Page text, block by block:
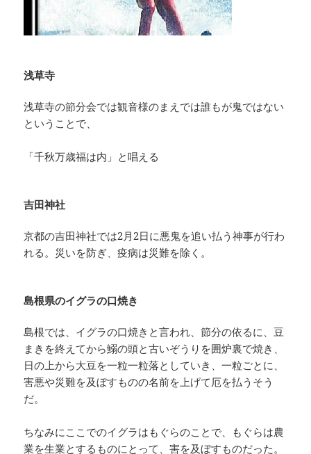
浅草寺
浅草寺の節分会では観音様のまえでは誰もが鬼ではない
ということで、
「千秋万歳福は内」と唱える
吉田神社
京都の吉田神社では2月2日に悪鬼を追い払う神事が行わ
れる。災いを防ぎ、疫病は災難を除く。
島根県のイグラの口焼き
島根では、イグラの口焼きと言われ、節分の依るに、豆
まきを終えてから鰯の頭と古いぞうりを囲炉裏で焼き、
日の上から大豆を一粒一粒落としていき、一粒ごとに、
害悪や災難を及ぼすものの名前を上げて厄を払うそう
だ。
ちなみにここでのイグラはもぐらのことで、もぐらは農
業を生業とするものにとって、害を及ぼすものだった。